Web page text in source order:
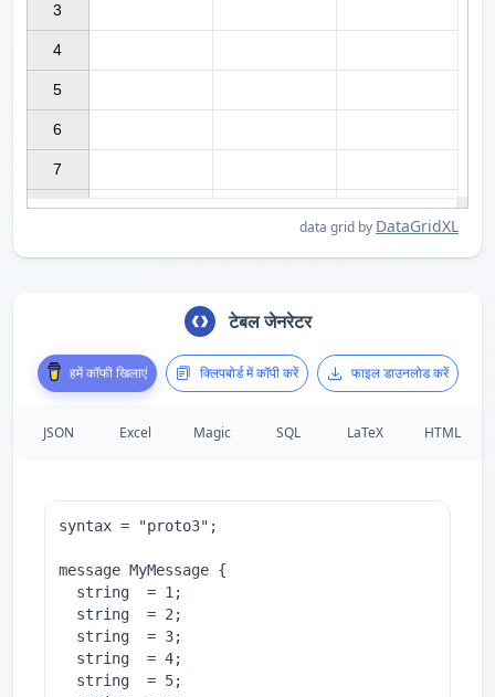
data grid by DataGridXL
3
4
5
6
7
टेबल जेनरेटर
हमें कॉफी खिलाएं क्लिपबोर्ड में कॉपी करें फाइल डाउनलोड करें
JSON Excel Magic SQL LaTeX HTML